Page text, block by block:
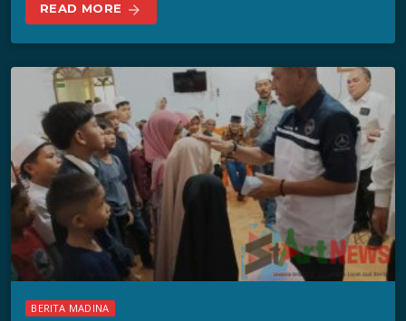
READ MORE arrow_forward
BERITA MADINA